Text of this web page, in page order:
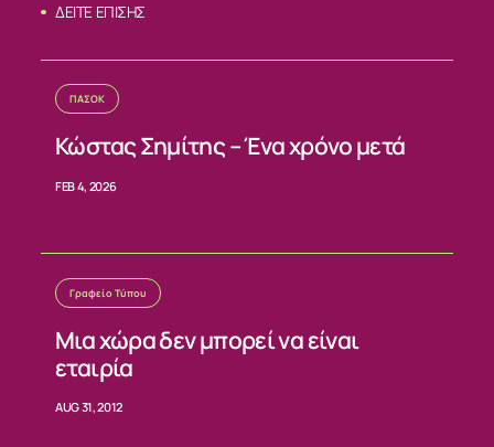
ΣΧΕΤΙΚΑ
ΝΕΑ
ΕΠΙΚΟΙΝΩΝΙΑ
ΔΕΙΤΕ ΕΠΙΣΗΣ
ΠΑΣΟΚ
Κώστας Σημίτης – Ένα χρόνο μετά
FEB 4, 2026
Γραφείο Τύπου
Μια χώρα δεν μπορεί να είναι
εταιρία
AUG 31, 2012